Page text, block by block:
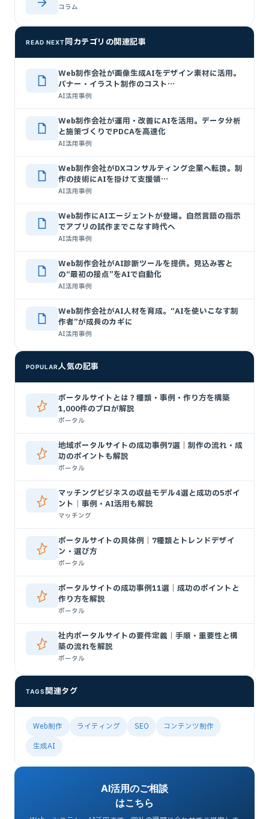
コラム
READ NEXT同カテゴリの関連記事
Web制作会社が画像生成AIをデザイン素材に活用。
バナー・イラスト制作のコスト…
AI活用事例
Web制作会社が運用・改善にAIを活用。データ分析
と施策づくりでPDCAを高速化
AI活用事例
Web制作会社がDXコンサルティング企業へ転換。制
作の技術にAIを掛けて支援領…
AI活用事例
Web制作にAIエージェントが登場。自然言語の指示
でアプリの試作までこなす時代へ
AI活用事例
Web制作会社がAI診断ツールを提供。見込み客と
の“最初の接点”をAIで自動化
AI活用事例
Web制作会社がAI人材を育成。“AIを使いこなす制
作者”が成長のカギに
AI活用事例
POPULAR人気の記事
ポータルサイトとは？種類・事例・作り方を構築
1,000件のプロが解説
ポータル
地域ポータルサイトの成功事例7選｜制作の流れ・成
功のポイントも解説
ポータル
マッチングビジネスの収益モデル4選と成功の5ポイ
ント｜事例・AI活用も解説
マッチング
ポータルサイトの具体例｜7種類とトレンドデザイ
ン・選び方
ポータル
ポータルサイトの成功事例11選｜成功のポイントと
作り方を解説
ポータル
社内ポータルサイトの要件定義｜手順・重要性と構
築の流れを解説
ポータル
TAGS 関連タグ
Web制作 ライティング SEO
コンテンツ制作
生成AI
AI活用のご相談
はこちら